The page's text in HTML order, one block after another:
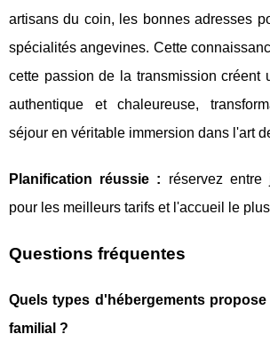
artisans du coin, les bonnes adresses
spécialités angevines. Cette
cette passion de la transmission créent
authentique et chaleureuse,
séjour en véritable immersion dans l'art
Planification réussie : réservez
pour les meilleurs tarifs et l'accueil le
Questions fréquentes
Quels types d'hébergements
familial ?